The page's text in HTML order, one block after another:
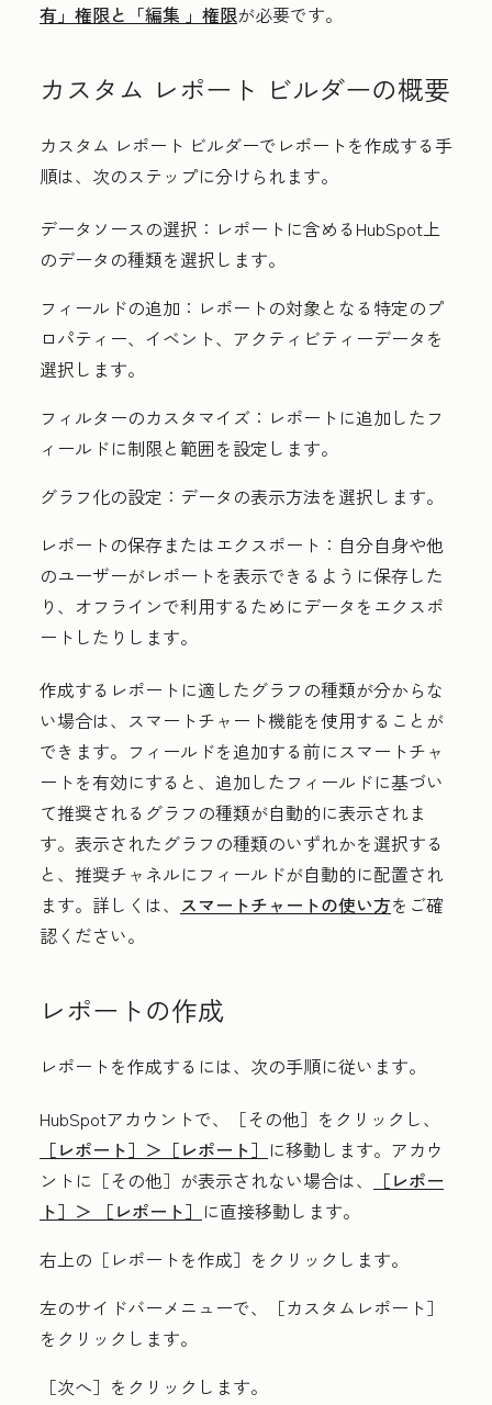
有」 権限と 「編集 」権限が必要です。
カスタム レポート ビルダーの概要
カスタム レポート ビルダーでレポートを作成する手
順は、次のステップに分けられます。
データソースの選択： レポートに含めるHubSpot上
のデータの種類を選択します。
フィールドの追加： レポートの対象となる特定のプ
ロパティー、イベント、アクティビティーデータを
選択します。
フィルターのカスタマイズ： レポートに追加したフ
ィールドに制限と範囲を設定します。
グラフ化の設定： データの表示方法を選択します。
レポートの保存またはエクスポート： 自分自身や他
のユーザーがレポートを表示できるように保存した
り、オフラインで利用するためにデータをエクスポ
ートしたりします。
作成するレポートに適したグラフの種類が分からな
い場合は、スマートチャート機能を使用することが
できます。フィールドを追加する前にスマートチャ
ートを有効にすると、追加したフィールドに基づい
て推奨されるグラフの種類が自動的に表示されま
す。表示されたグラフの種類のいずれかを選択する
と、推奨チャネルにフィールドが自動的に配置され
ます。詳しくは、 スマートチャートの使い方をご確
認ください。
レポートの作成
レポートを作成するには、次の手順に従います。
HubSpotアカウントで、
［その他］をクリックし、
［レポート］＞ ［レポート］ に移動します。アカウ
ントに ［その他］が表示されない場合は、
［レポー
ト］＞
［レポート］ に直接移動します。
右上の［レポートを作成］をクリックします。
左のサイドバーメニューで、［カスタムレポート］
をクリックします。
［次へ］ をクリックします。